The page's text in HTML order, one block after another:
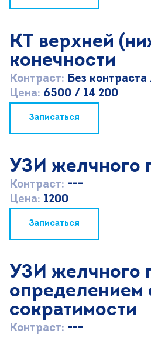
КТ верхней
конечности
Контраст: Без
Цена: 6500 / 14 200
Записаться
УЗИ желчного
Контраст: ---
Цена: 1200
Записаться
УЗИ желчного
определением
сократимости
Контраст: ---